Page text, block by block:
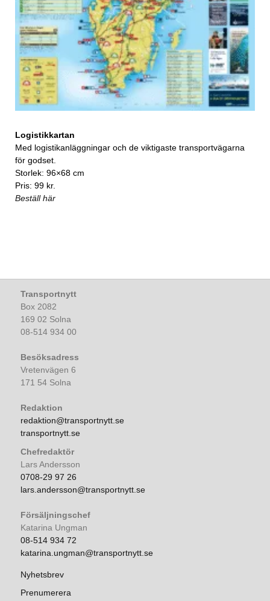
Logistikkartan
Med logistikanläggningar och de viktigaste transportvägarna
för godset.
Storlek: 96×68 cm
Pris: 99 kr.
Beställ här
Transportnytt
Box 2082
169 02 Solna
08-514 934 00
Besöksadress
Vretenvägen 6
171 54 Solna
Redaktion
redaktion@transportnytt.se
transportnytt.se
Chefredaktör
Lars Andersson
0708-29 97 26
lars.andersson@transportnytt.se
Försäljningschef
Katarina Ungman
08-514 934 72
katarina.ungman@transportnytt.se
Nyhetsbrev
Prenumerera